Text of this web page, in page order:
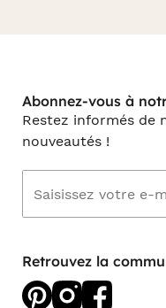
Abonnez-vous à
Restez informés de
nouveautés !
Retrouvez la